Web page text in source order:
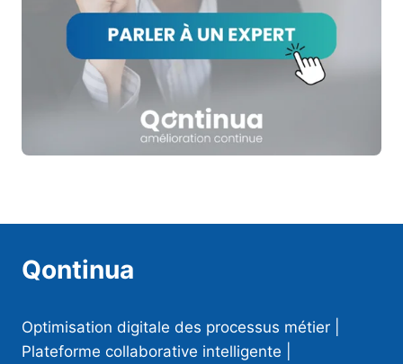
Qontinua
Optimisation digitale des processus métier |
Plateforme collaborative intelligente |